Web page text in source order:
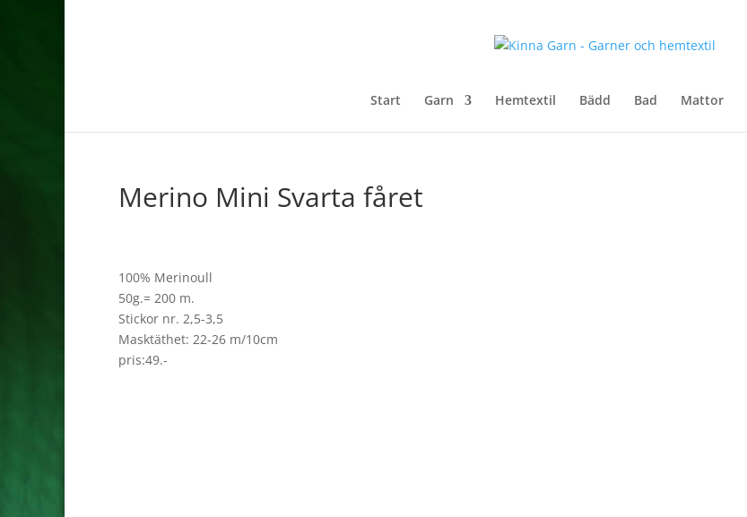
Start Garn Hemtextil Bädd Bad Mattor
Merino Mini Svarta fåret
100% Merinoull
50g.= 200 m.
Stickor nr. 2,5-3,5
Masktäthet: 22-26 m/10cm
pris:49.-